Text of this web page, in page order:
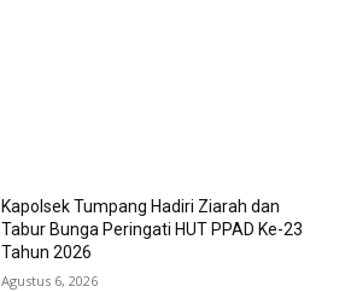
Kapolsek Tumpang Hadiri Ziarah dan
Tabur Bunga Peringati HUT PPAD Ke-23
Tahun 2026
Agustus 6, 2026